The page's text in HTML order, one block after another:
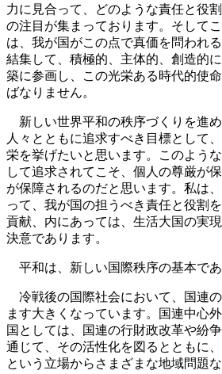
力に見合って、どのような責任と役
の注目が集まっております。そして
は、我が国がこの点で真価を問われ
結集して、積極的、主体的、創造的
築に参画し、この光栄ある時代的使
ばなりません。
新しい世界平和の秩序づくりを進
人々とともに追求すべき目標として
栄を挙げたいと思います。このよう
して追求されてこそ、個人の尊厳が
が保障されるのだと思います。私は
って、我が国の担うべき責任と役割
貢献、内にあっては、生活大国の実
決意であります。
平和は、新しい国際秩序の基本であ
冷戦後の国際社会において、国連
ます大きくなっています。国連中心
国としては、国連の行財政改革や紛
通じて、その活性化を図るとともに
という立場からさまざまな地域問題